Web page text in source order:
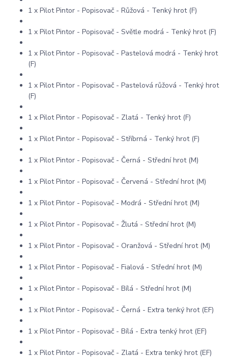
1 x Pilot Pintor - Popisovač - Růžová - Tenký hrot (F)
1 x Pilot Pintor - Popisovač - Světle modrá - Tenký hrot (F)
1 x Pilot Pintor - Popisovač - Pastelová modrá - Tenký hrot
(F)
1 x Pilot Pintor - Popisovač - Pastelová růžová - Tenký hrot
(F)
1 x Pilot Pintor - Popisovač - Zlatá - Tenký hrot (F)
1 x Pilot Pintor - Popisovač - Stříbrná - Tenký hrot (F)
1 x Pilot Pintor - Popisovač - Černá - Střední hrot (M)
1 x Pilot Pintor - Popisovač - Červená - Střední hrot (M)
1 x Pilot Pintor - Popisovač - Modrá - Střední hrot (M)
1 x Pilot Pintor - Popisovač - Žlutá - Střední hrot (M)
1 x Pilot Pintor - Popisovač - Oranžová - Střední hrot (M)
1 x Pilot Pintor - Popisovač - Fialová - Střední hrot (M)
1 x Pilot Pintor - Popisovač - Bílá - Střední hrot (M)
1 x Pilot Pintor - Popisovač - Černá - Extra tenký hrot (EF)
1 x Pilot Pintor - Popisovač - Bílá - Extra tenký hrot (EF)
1 x Pilot Pintor - Popisovač - Zlatá - Extra tenký hrot (EF)